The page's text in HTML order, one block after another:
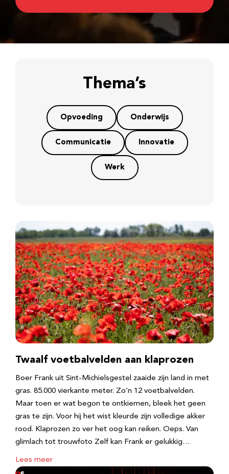
Thema’s
Opvoeding Onderwijs
Communicatie Innovatie
Werk
Twaalf voetbalvelden aan klaprozen
Boer Frank uit Sint-Michielsgestel zaaide zijn land in met
gras. 85.000 vierkante meter. Zo’n 12 voetbalvelden.
Maar toen er wat begon te ontkiemen, bleek het geen
gras te zijn. Voor hij het wist kleurde zijn volledige akker
rood. Klaprozen zo ver het oog kan reiken. Oeps. Van
glimlach tot trouwfoto Zelf kan Frank er gelukkig…
Lees meer